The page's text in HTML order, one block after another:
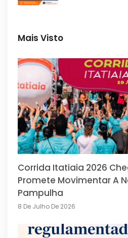
Mais Visto
Corrida Itatiaia 2026
Promete Movimentar A
Pampulha
8 De Julho De 2026